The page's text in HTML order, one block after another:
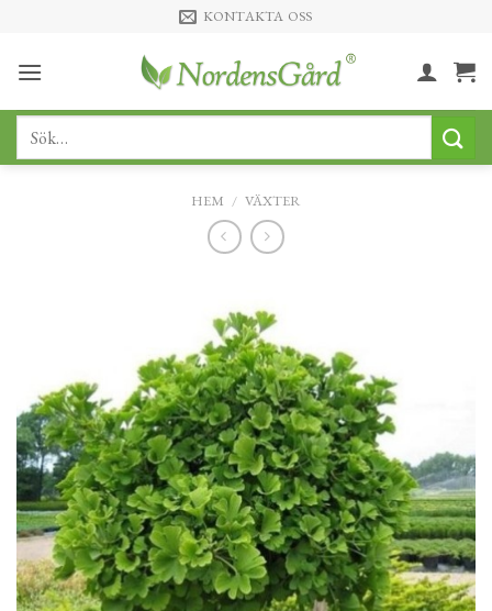
content
KONTAKTA OSS
Sök
HEM / VÄXTER